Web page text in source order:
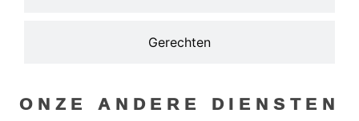
Gerechten
ONZE ANDERE DIENSTEN